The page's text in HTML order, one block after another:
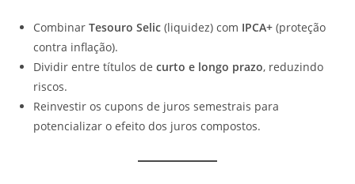
CombinarTesouro Selic (liquidez) com IPCA+ (proteção
contra inflação).
Dividir entre títulos decurto e longo prazo, reduzindo
riscos.
Reinvestir os cupons de juros semestrais para
potencializar o efeito dos juros compostos.